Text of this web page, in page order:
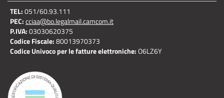
TEL:051/60.93.111
PEC:cciaa@bo.legalmail.camcom.it
P.IVA:03030620375
Codice Fiscale:80013970373
Codice Univoco per le fatture elettroniche:O6LZ6Y